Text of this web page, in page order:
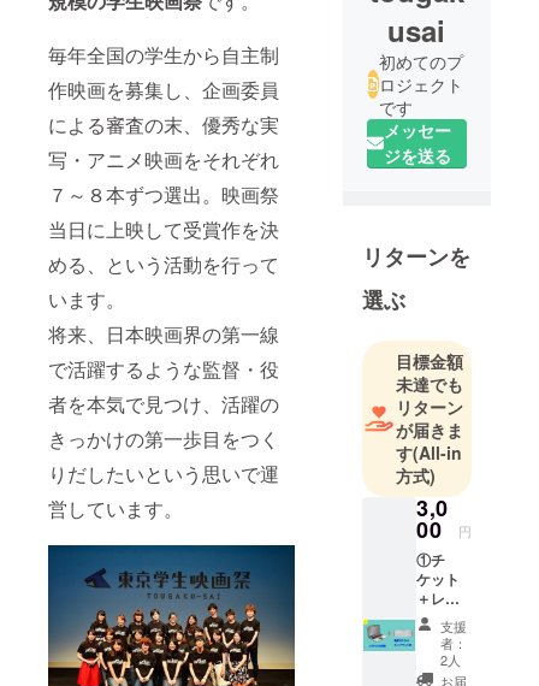
毎年全国の学生から自主制
作映画を募集し、企画委員
による審査の末、優秀な実
写・アニメ映画をそれぞれ
７～８本ずつ選出。映画祭
当日に上映して受賞作を決
める、という活動を行って
います。
将来、日本映画界の第一線
で活躍するような監督・役
者を本気で見つけ、活躍の
きっかけの第一歩目をつく
りだしたいという思いで運
営しています。
usai
初めてのプ
ロジェクト
です
メッセー
ジを送る
リターンを
選ぶ
目標金額
未達でも
リターン
が届きま
す(All-in
方式)
3,0
00 円
①チ
ケット
＋レセ
プショ
ンパー
ティー
参加無
支援
者：
2人
お届